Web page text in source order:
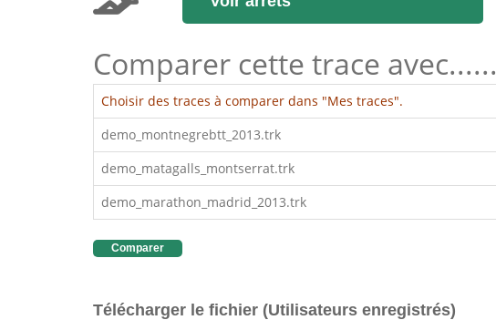
Comparer cette trace avec......
Choisir des traces à comparer dans "Mes traces".
demo_montnegrebtt_2013.trk
demo_matagalls_montserrat.trk
demo_marathon_madrid_2013.trk
Comparer
Télécharger le fichier (Utilisateurs enregistrés)